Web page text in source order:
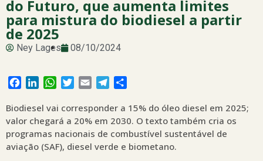
do Futuro, que aumenta limites
para mistura do biodiesel a partir
de 2025
Ney Lages 08/10/2024
Facebook
LinkedInWhatsApp
Twitter
Email Telegram
Biodiesel vai corresponder a 15% do óleo diesel em 2025;
valor chegará a 20% em 2030. O texto também cria os
programas nacionais de combustível sustentável de
aviação (SAF), diesel verde e biometano.